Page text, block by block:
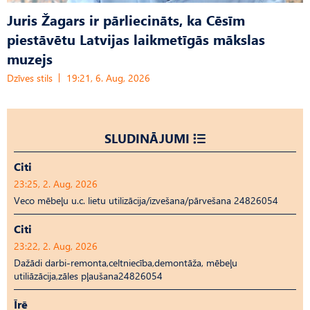
Juris Žagars ir pārliecināts, ka Cēsīm
piestāvētu Latvijas laikmetīgās mākslas
muzejs
Dzīves stils 19:21, 6. Aug, 2026
SLUDINĀJUMI
Citi
23:25, 2. Aug, 2026
Veco mēbeļu u.c. lietu utilizācija/izvešana/pārvešana 24826054
Citi
23:22, 2. Aug, 2026
Dažādi darbi-remonta,celtniecība,demontāža, mēbeļu
utiliāzācija,zāles pļaušana24826054
Īrē